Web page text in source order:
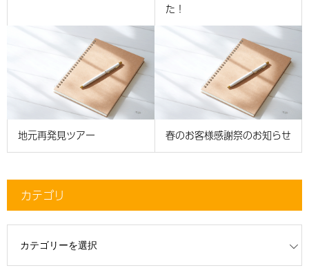
た！
地元再発見ツアー 春のお客様感謝祭のお知らせ
カテゴリ